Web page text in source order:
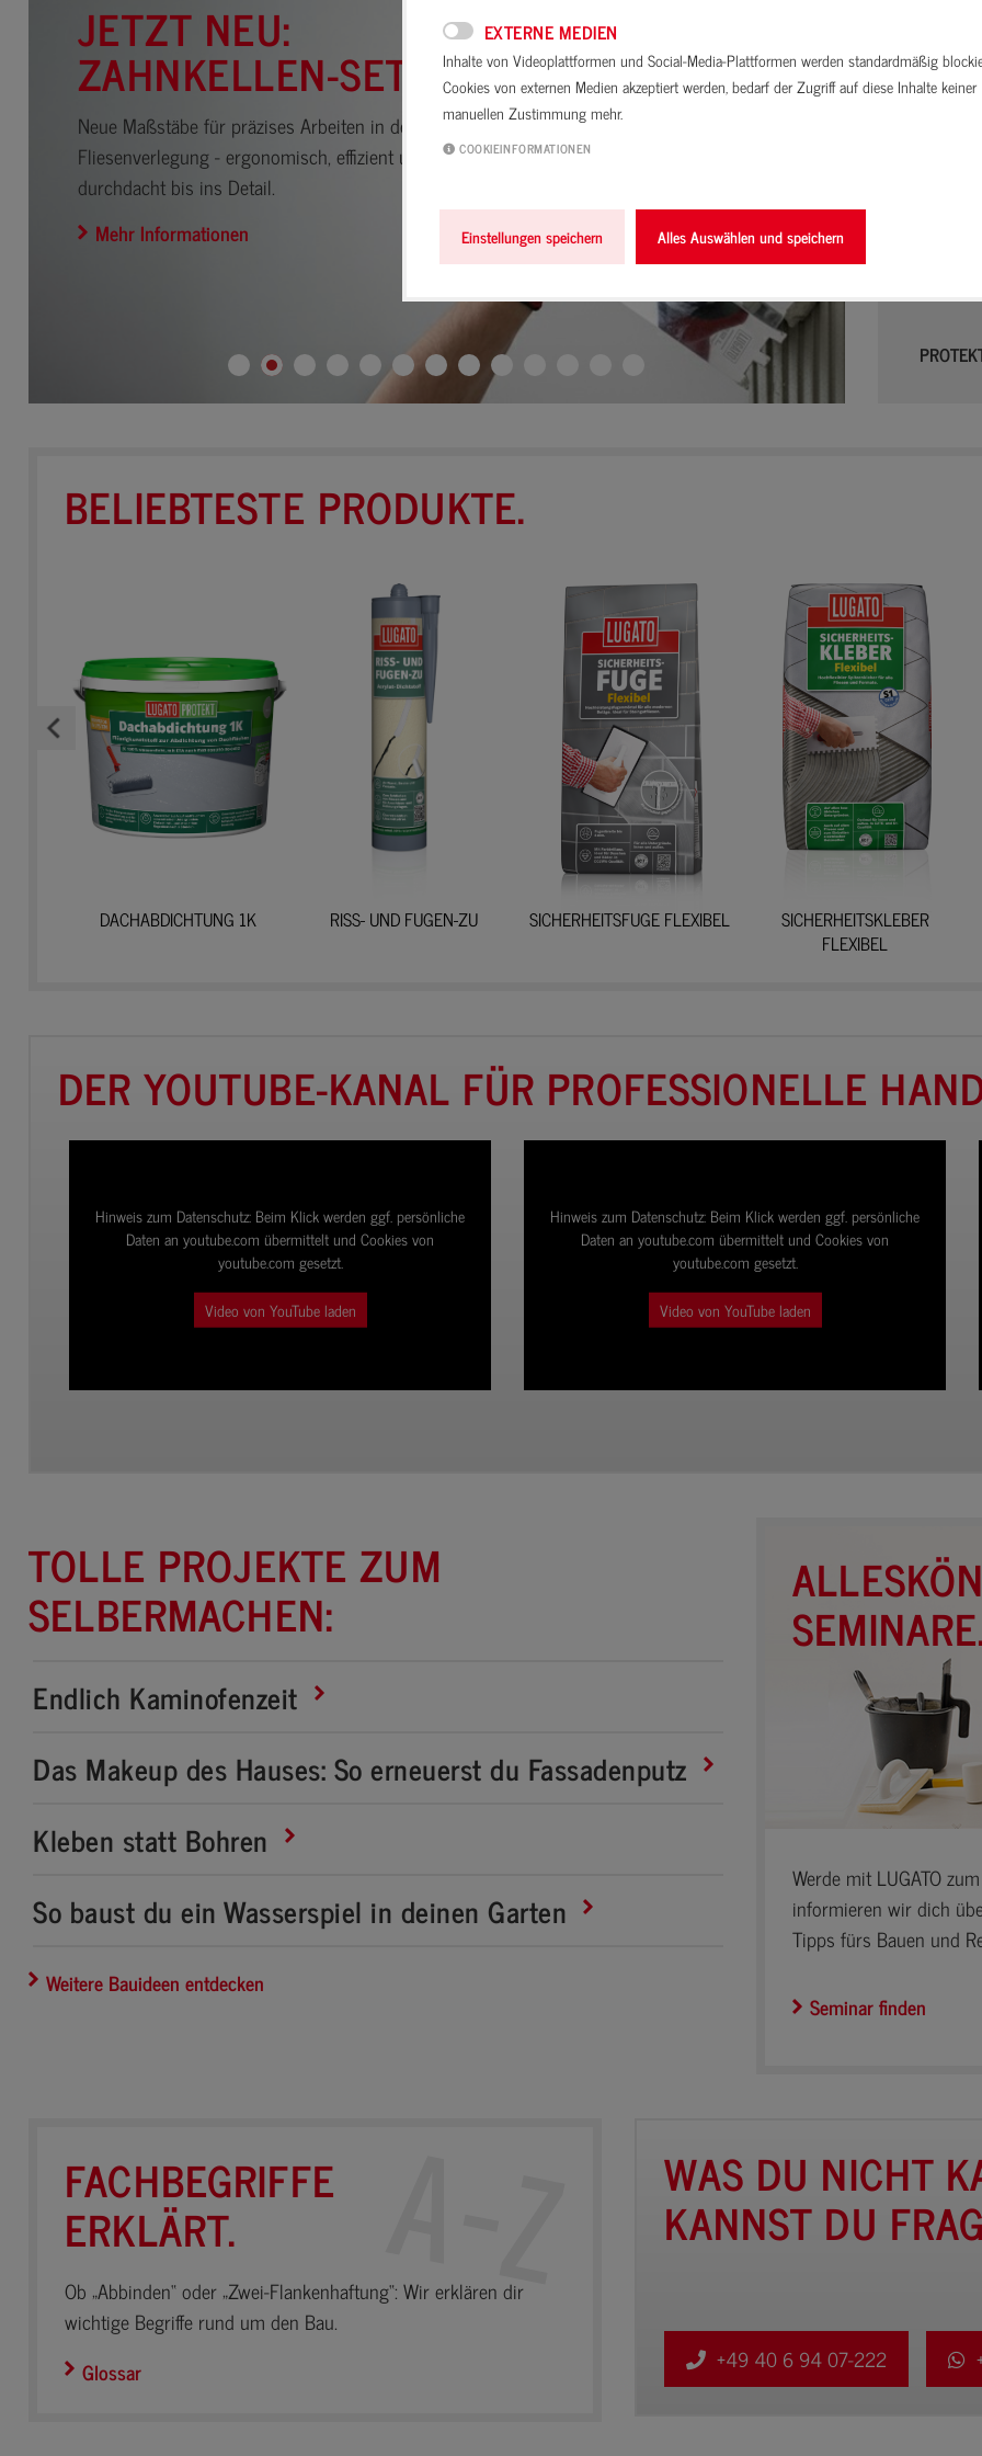
EXTERNE MEDIEN
Inhalte von Videoplattformen und Social-Media-Plattformen werden standardmäßig
Cookies von externen Medien akzeptiert werden, bedarf der Zugriff auf diese Inhalte keiner
manuellen Zustimmung mehr.
COOKIEINFORMATIONEN
Einstellungen speichern Alles Auswählen und speichern
JETZT NEU:
ZAHNKELLEN-SET
Neue Maßstäbe für präzises Arbeiten in der
Fliesenverlegung - ergonomisch, effizient und
durchdacht bis ins Detail.
Mehr Informationen
BELIEBTESTE PRODUKTE.
DACHABDICHTUNG 1K RISS- UND FUGEN-ZU SICHERHEITSFUGE FLEXIBEL
SICHERHEITSKLEBER
FLEXIBEL
DER YOUTUBE-KANAL FÜR PROFESSIONELLE
Hinweis zum Datenschutz: Beim Klick werden ggf. persönliche
Daten an youtube.com übermittelt und Cookies von
youtube.com gesetzt.
Video von YouTube laden
Hinweis zum Datenschutz: Beim Klick werden ggf. persönliche
Daten an youtube.com übermittelt und Cookies von
youtube.com gesetzt.
Video von YouTube laden
TOLLE PROJEKTE ZUM
SELBERMACHEN:
Endlich Kaminofenzeit
Das Makeup des Hauses: So erneuerst du Fassadenputz
Kleben statt Bohren
So baust du ein Wasserspiel in deinen Garten
Weitere Bauideen entdecken
Werde mit LUGATO
informieren wir dich
Tipps fürs Bauen und
Seminar finden
FACHBEGRIFFE
ERKLÄRT.
Ob „Abbinden“ oder „Zwei-Flankenhaftung“: Wir erklären dir
wichtige Begriffe rund um den Bau.
Glossar
WAS DU NICHT
KANNST DU
+49 40 6 94 07-222